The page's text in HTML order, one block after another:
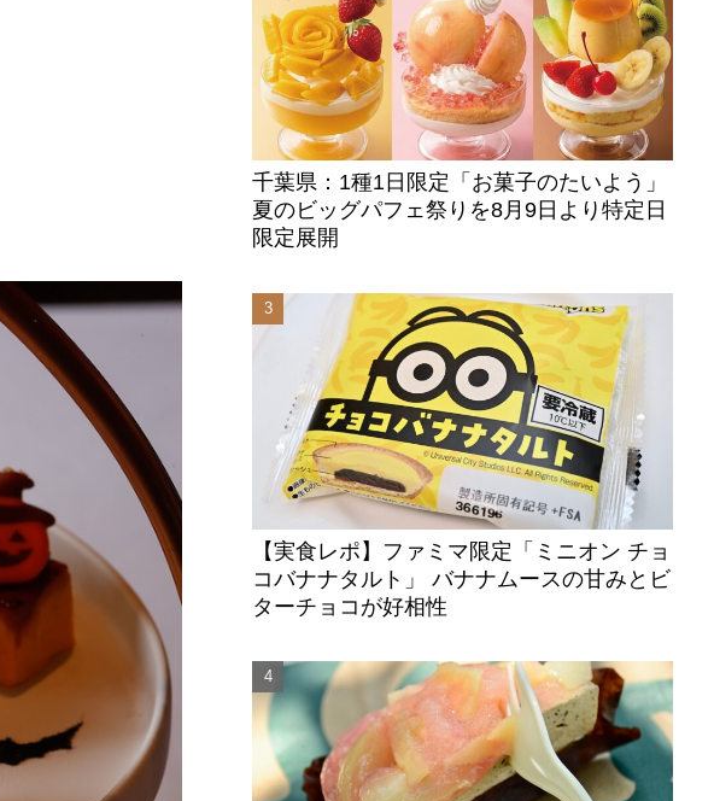
千葉県：1種1日限定「お菓子のたいよう」
夏のビッグパフェ祭りを8月9日より特定日
限定展開
【実食レポ】ファミマ限定「ミニオン チョ
コバナナタルト」 バナナムースの甘みとビ
ターチョコが好相性